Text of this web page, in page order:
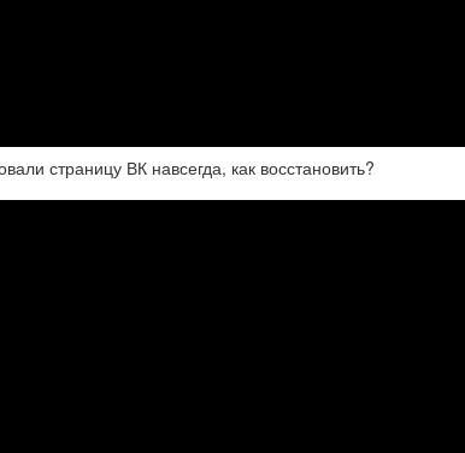
страницу ВК навсегда, как восстановить?